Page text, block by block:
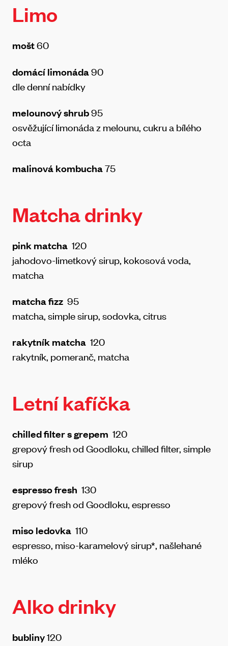
Limo
mošt60
domácí limonáda90
dle denní nabídky
melounový shrub95
osvěžující limonáda z melounu, cukru a bílého
octa
malinová kombucha75
Matcha drinky
pink matcha 120
jahodovo-limetkový sirup, kokosová voda,
matcha
matcha fizz 95
matcha, simple sirup, sodovka, citrus
rakytník matcha 120
rakytník, pomeranč, matcha
Letní kafíčka
chilled filter s grepem 120
grepový fresh od Goodloku, chilled filter, simple
sirup
espresso fresh 130
grepový fresh od Goodloku, espresso
miso ledovka 110
espresso, miso-karamelový sirup*, našlehané
mléko
Alko drinky
bubliny120